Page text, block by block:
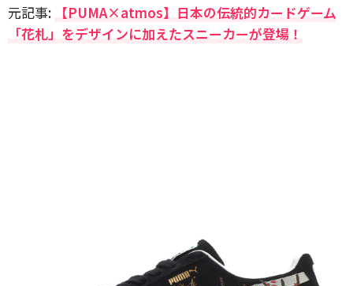
元記事: 【PUMA×atmos】日本の伝統的カードゲーム
「花札」をデザインに加えたスニーカーが登場！